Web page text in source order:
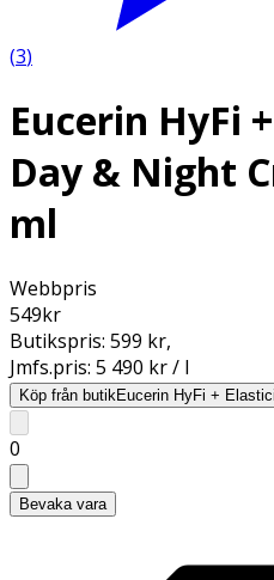
(3)
Eucerin HyFi
Day & Night
ml
Webbpris
549kr
Butikspris: 599 kr,
Jmfs.pris: 5 490 kr / l
Köp från butikEucerin HyFi +
0
Bevaka vara